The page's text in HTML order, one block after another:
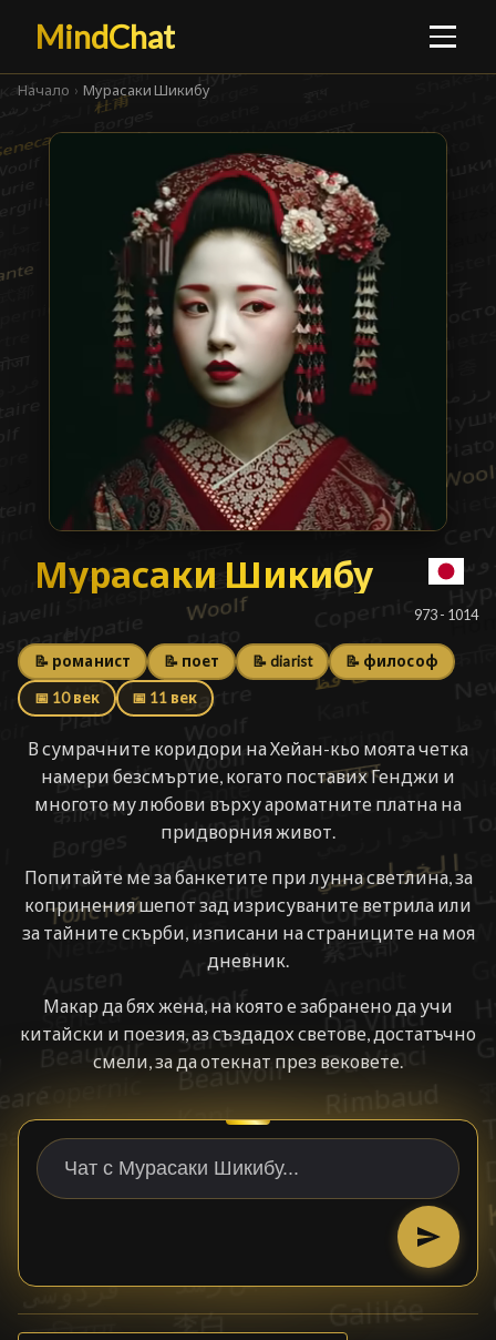
MindChat
Начало › Мурасаки Шикибу
Мурасаки Шикибу
Мурасаки Шикибу█
973 - 1014
📝 романист 📝 поет 📝 diarist 📝 философ
📅 10 век 📅 11 век
В сумрачните коридори на Хейан-кьо моята четка
намери безсмъртие, когато поставих Генджи и
многото му любови върху ароматните платна на
придворния живот.
Попитайте ме за банкетите при лунна светлина, за
копринения шепот зад изрисуваните ветрила или
за тайните скърби, изписани на страниците на моя
дневник.
Макар да бях жена, на която е забранено да учи
китайски и поезия, аз създадох светове, достатъчно
смели, за да отекнат през вековете.